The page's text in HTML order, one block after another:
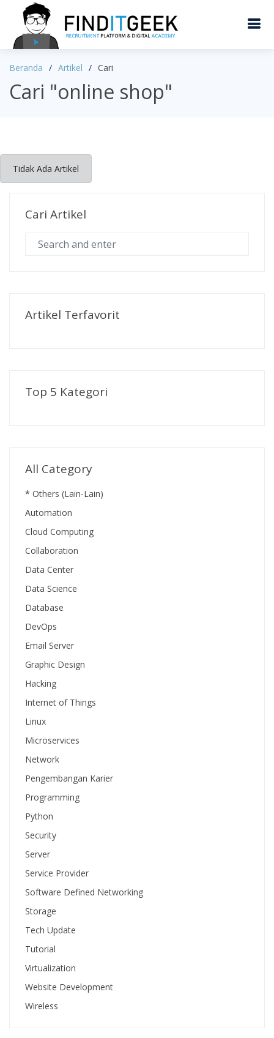
Beranda Artikel Cari
Cari "online shop"
Tidak Ada Artikel
Cari Artikel
Artikel Terfavorit
Top 5 Kategori
All Category
* Others (Lain-Lain)
Automation
Cloud Computing
Collaboration
Data Center
Data Science
Database
DevOps
Email Server
Graphic Design
Hacking
Internet of Things
Linux
Microservices
Network
Pengembangan Karier
Programming
Python
Security
Server
Service Provider
Software Defined Networking
Storage
Tech Update
Tutorial
Virtualization
Website Development
Wireless